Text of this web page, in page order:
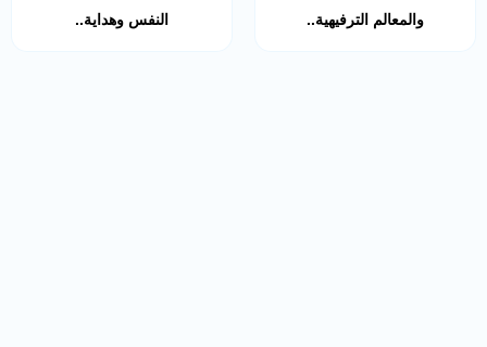
والمعالم الترفيهية..
النفس وهداية..